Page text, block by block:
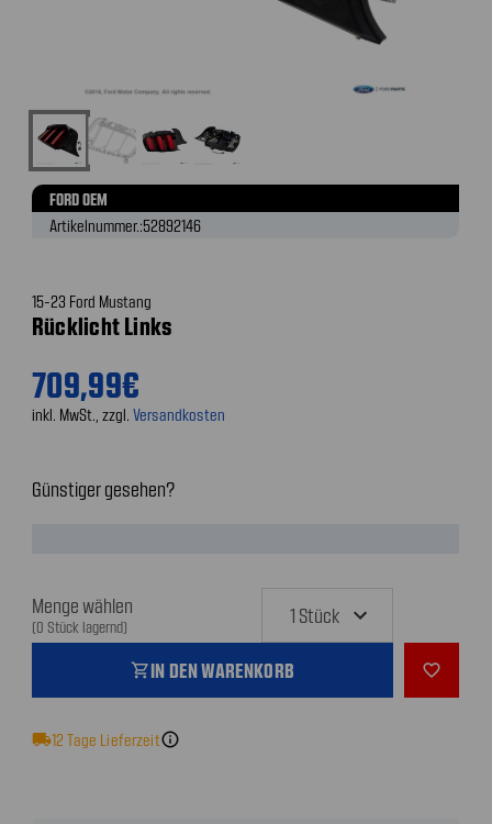
FORD OEM
Artikelnummer.:52892146
15-23 Ford Mustang
Rücklicht Links
709,99€
inkl. MwSt., zzgl. Versandkosten
Günstiger gesehen?
Menge wählen
(0 Stück lagernd)
shopping_cartIN DEN WARENKORB favorite_outline
local_shipping12Tage Lieferzeitinfo